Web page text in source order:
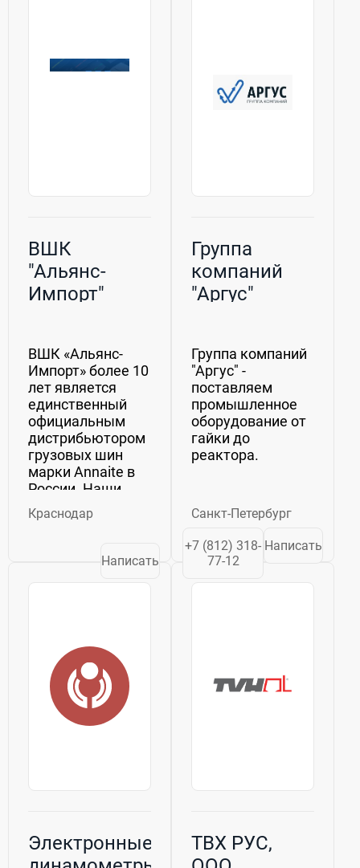
ВШК
"Альянс-
Импорт"
ВШК «Альянс-
Импорт» более 10
лет является
единственный
официальным
дистрибьютором
грузовых шин
марки Annaite в
России. Наши
филиалы
открыты в 7
от Владивостока
Годовой оборот
Краснодар
Написать
Группа
компаний
"Аргус"
Группа компаний
"Аргус" -
поставляем
промышленное
оборудование от
гайки до
реактора.
Санкт-Петербург
+7 (812) 318-
77-12
Написать
Электронные
ТВХ РУС,